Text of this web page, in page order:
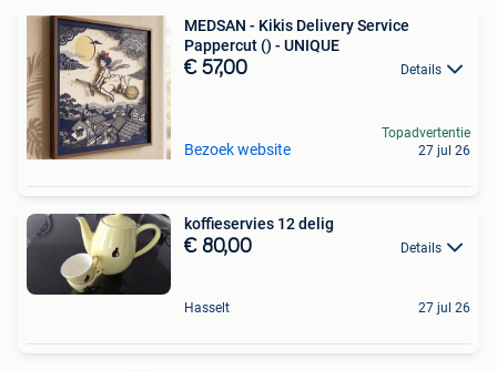
MEDSAN - Kikis Delivery Service
Pappercut () - UNIQUE
€ 57,00 Details
Bezoek website
Topadvertentie
27 jul 26
koffieservies 12 delig
€ 80,00 Details
Hasselt 27 jul 26